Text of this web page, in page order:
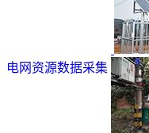
电网资源数据采集